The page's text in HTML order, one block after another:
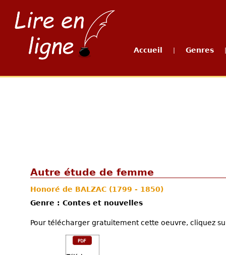
Accueil Genres
Autre étude de femme
Honoré de BALZAC (1799 - 1850)
Genre : Contes et nouvelles
Pour télécharger gratuitement cette oeuvre, cliquez